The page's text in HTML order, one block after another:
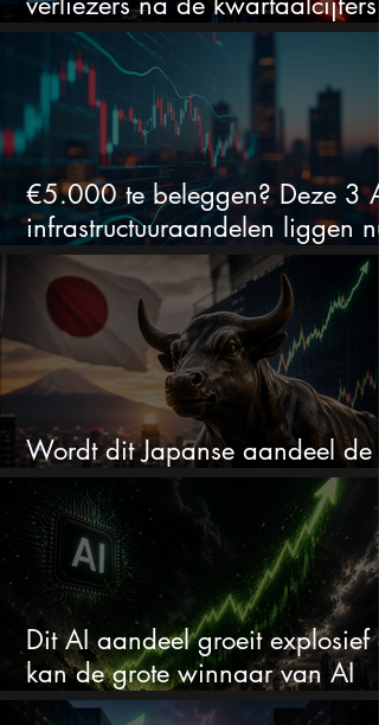
(2 springen eruit)
€5.000 te beleggen? Deze 3
infrastructuuraandelen liggen nu
in de uitverkoop
Wordt dit Japanse aandeel de
comeback kid van 2026?
Dit AI aandeel groeit explosief
kan de grote winnaar van AI
worden